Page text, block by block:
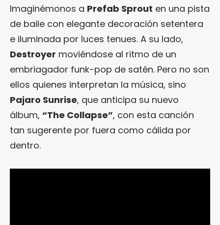
Imaginémonos a Prefab Sprout en una pista
de baile con elegante decoración setentera
e iluminada por luces tenues. A su lado,
Destroyer moviéndose al ritmo de un
embriagador funk-pop de satén. Pero no son
ellos quienes interpretan la música, sino
Pajaro Sunrise, que anticipa su nuevo
álbum, “The Collapse”, con esta canción
tan sugerente por fuera como cálida por
dentro.